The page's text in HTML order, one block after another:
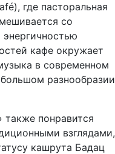
где пасторальная
со
кафе окружает
в современном
разнообразии
понравится
взглядами,
кашрута Бадац